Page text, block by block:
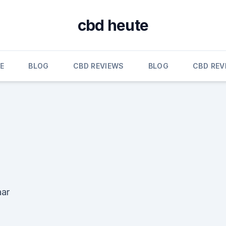
cbd heute
BLOG CBD REVIEWS BLOG CBD